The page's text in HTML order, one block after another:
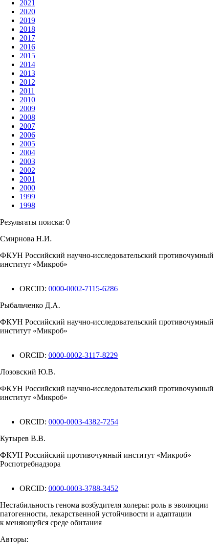
2021
2020
2019
2018
2017
2016
2015
2014
2013
2012
2011
2010
2009
2008
2007
2006
2005
2004
2003
2002
2001
2000
1999
1998
Результаты поиска: 0
Смирнова Н.И.
ФКУН Российский научно-исследовательский противочумный
институт «Микроб»
ORCID: 0000-0002-7115-6286
Рыбальченко Д.А.
ФКУН Российский научно-исследовательский противочумный
институт «Микроб»
ORCID: 0000-0002-3117-8229
Лозовский Ю.В.
ФКУН Российский научно-исследовательский противочумный
институт «Микроб»
ORCID: 0000-0003-4382-7254
Кутырев В.В.
ФКУН Российский противочумный институт «Микроб»
Роспотребнадзора
ORCID: 0000-0003-3788-3452
Нестабильность генома возбудителя холеры: роль в эволюции
патогенности, лекарственной устойчивости и адаптации
к меняющейся среде обитания
Авторы: